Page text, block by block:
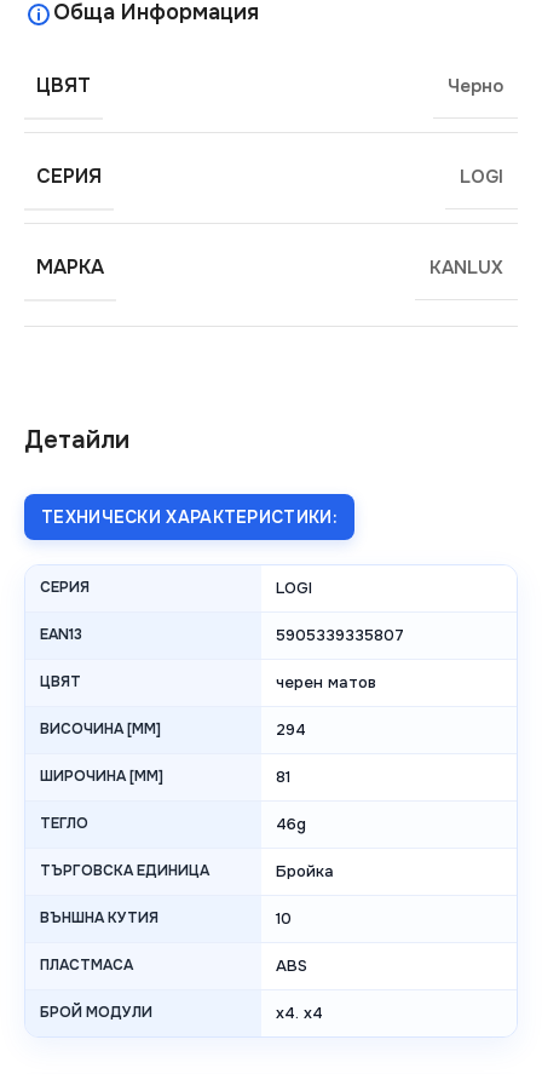
Детайли
ТЕХНИЧЕСКИ ХАРАКТЕРИСТИКИ:
СЕРИЯ LOGI
EAN13 5905339335807
ЦВЯТ черен матов
ВИСОЧИНА [MM] 294
ШИРОЧИНА [MM] 81
ТЕГЛО 46g
ТЪРГОВСКА ЕДИНИЦА Бройка
ВЪНШНА КУТИЯ 10
ПЛАСТМАСА ABS
БРОЙ МОДУЛИ x4. x4
Обща Информация
ЦВЯТ Черно
СЕРИЯ LOGI
МАРКА KANLUX